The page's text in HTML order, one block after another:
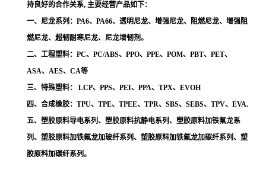
持良好的合作关系, 主要经营产品如下：
一、尼龙系列：PA6、PA66、透明尼龙、增强尼龙、阻燃尼龙、增强阻
燃尼龙、超韧耐寒尼龙、尼龙增韧剂。
二、工程塑料：PC、PC/ABS、PPO、PPE、POM、PBT、PET、
ASA、AES、CA等
三、特殊塑料： LCP、PPS、PEI、PPA、TPX、EVOH
四、合成橡胶：TPU、TPE、TPEE、TPR、SBS、SEBS、TPV、EVA.
五、塑胶原料导电系列、塑胶原料抗静电系列、塑胶原料加铁氟龙系
列、塑胶原料加铁氟龙加玻纤系列、塑胶原料加铁氟龙加碳纤系列、塑
胶原料加碳纤系列。